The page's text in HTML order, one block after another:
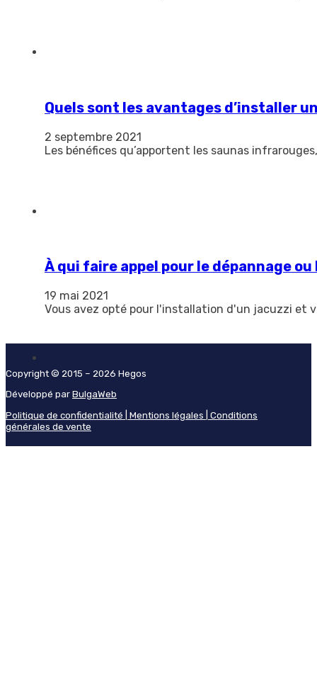
Quels sont les avantages d’installer
2 septembre 2021
Les bénéfices qu’apportent les saunas
À qui faire appel pour le dépannage
19 mai 2021
Vous avez opté pour l'installation d'un jacuzzi et
Copyright © 2015 – 2026 Hegos
Développé parBulgaWeb
Politique de confidentialité | Mentions légales | Conditions
générales de vente